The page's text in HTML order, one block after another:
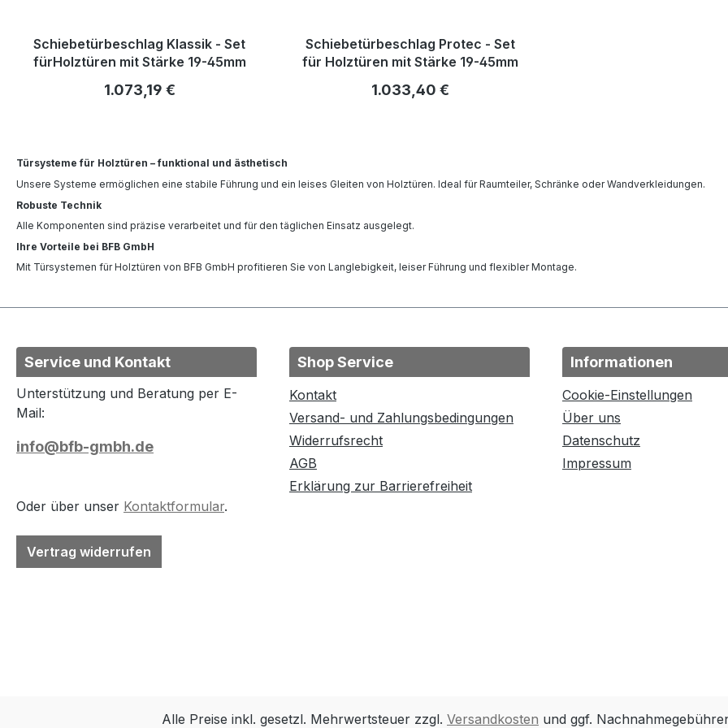
Schiebetürbeschlag Klassik - Set
fürHolztüren mit Stärke 19-45mm
Regulärer Preis:
1.073,19 €
Schiebetürbeschlag Protec - Set
für Holztüren mit Stärke 19-45mm
Regulärer Preis:
1.033,40 €
Türsysteme für Holztüren – funktional und ästhetisch
Unsere Systeme ermöglichen eine stabile Führung und ein leises Gleiten von Holztüren. Ideal für Raumteiler, Schränke oder Wandverkleidungen.
Robuste Technik
Alle Komponenten sind präzise verarbeitet und für den täglichen Einsatz ausgelegt.
Ihre Vorteile bei BFB GmbH
Mit Türsystemen für Holztüren von BFB GmbH profitieren Sie von Langlebigkeit, leiser Führung und flexibler Montage.
Service und Kontakt
Unterstützung und Beratung per E-
Mail:
info@bfb-gmbh.de
Oder über unser Kontaktformular.
Vertrag widerrufen
Shop Service
Kontakt
Versand- und Zahlungsbedingungen
Widerrufsrecht
AGB
Erklärung zur Barrierefreiheit
Informationen
Cookie-Einstellungen
Über uns
Datenschutz
Impressum
Alle Preise inkl. gesetzl. Mehrwertsteuer zzgl. Versandkosten und ggf.